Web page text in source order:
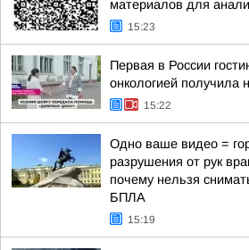
материалов для
15:23
Первая в России
онкологией
15:22
Одно ваше видео =
разрушения от рук
почему нельзя
БПЛА
15:19